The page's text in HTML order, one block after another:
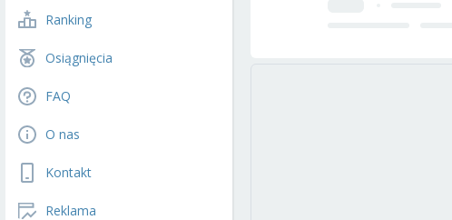
Ranking
Osiągnięcia
FAQ
O nas
Kontakt
Reklama